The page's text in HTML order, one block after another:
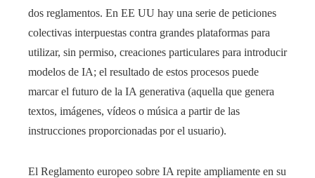
dos reglamentos. En EE UU hay una serie de peticiones
colectivas interpuestas contra grandes plataformas para
utilizar, sin permiso, creaciones particulares para introducir
modelos de IA; el resultado de estos procesos puede
marcar el futuro de la IA generativa (aquella que genera
textos, imágenes, vídeos o música a partir de las
instrucciones proporcionadas por el usuario).
El Reglamento europeo sobre IA repite ampliamente en su